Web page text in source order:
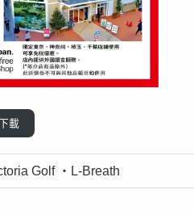
載
Golf ・L-Breath